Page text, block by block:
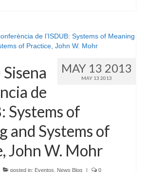
MAY 13 2013
MAY 13 2013
de
Systems of
and Systems of
John W. Mohr
posted in: Eventos News Blog | 0